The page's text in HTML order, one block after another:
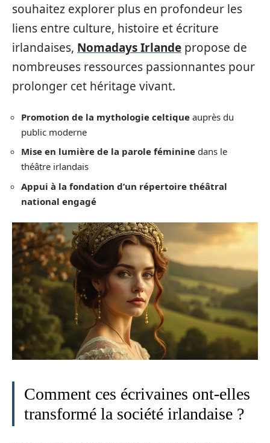
souhaitez explorer plus en profondeur les
liens entre culture, histoire et écriture
irlandaises, Nomadays Irlande propose de
nombreuses ressources passionnantes pour
prolonger cet héritage vivant.
Promotion de la mythologie celtique auprès du
public moderne
Mise en lumière de la parole féminine dans le
théâtre irlandais
Appui à la fondation d’un répertoire théâtral
national engagé
Comment ces écrivaines ont-elles
transformé la société irlandaise ?